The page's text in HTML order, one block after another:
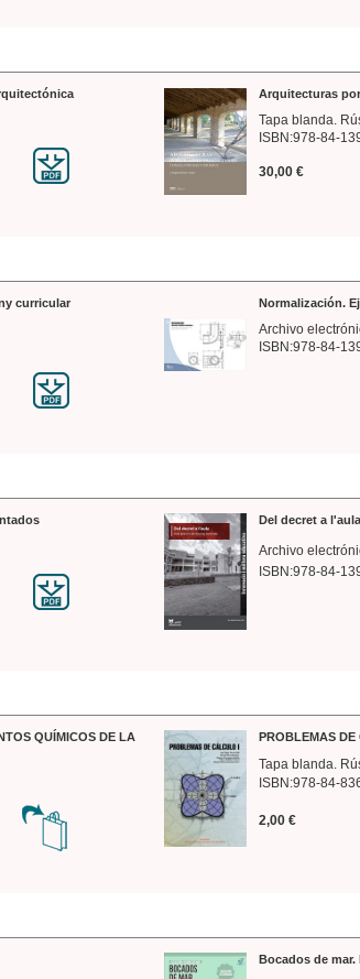
Arquitecturas
Tapa blanda.
ISBN:978-84-
30,00 €
curricular Normalización.
Archivo
ISBN:978-84-
Del decret a
Archivo
ISBN:978-84-
QUÍMICOS DE LA
PROBLEMAS
Tapa blanda.
ISBN:978-84-
2,00 €
Bocados de